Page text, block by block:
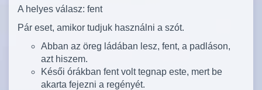
A helyes válasz: fent
Pár eset, amikor tudjuk használni a szót.
Abban az öreg ládában lesz, fent, a padláson,
azt hiszem.
Késői órákban fent volt tegnap este, mert be
akarta fejezni a regényét.